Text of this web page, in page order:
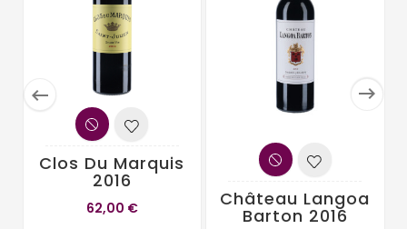
 
Clos Du Marquis
2016
62,00 € Château Langoa
Barton 2016